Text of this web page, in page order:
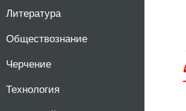
Литература
Обществознание
Черчение
Технология